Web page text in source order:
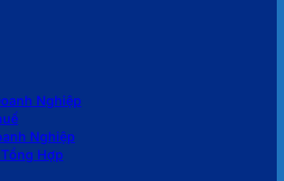
Nghiệp
Nghiệp
Hợp